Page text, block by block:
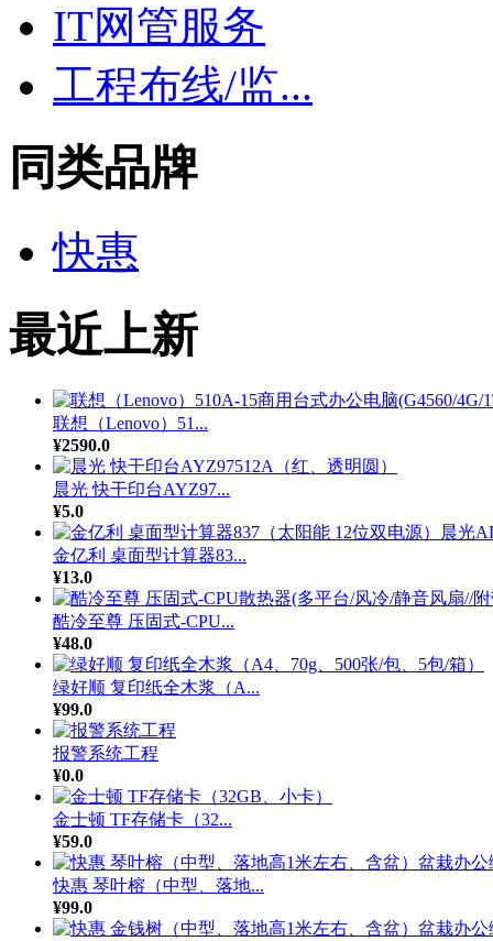
IT网管服务
工程布线/监...
同类品牌
快惠
最近上新
联想（Lenovo）51...
¥2590.0
晨光 快干印台AYZ97...
¥5.0
金亿利 桌面型计算器83...
¥13.0
酷冷至尊 压固式-CPU...
¥48.0
绿好顺 复印纸全木浆（A...
¥99.0
报警系统工程
¥0.0
金士顿 TF存储卡（32...
¥59.0
快惠 琴叶榕（中型、落地...
¥99.0